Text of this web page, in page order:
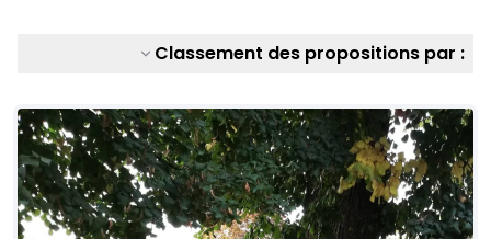
Classement des propositions par :